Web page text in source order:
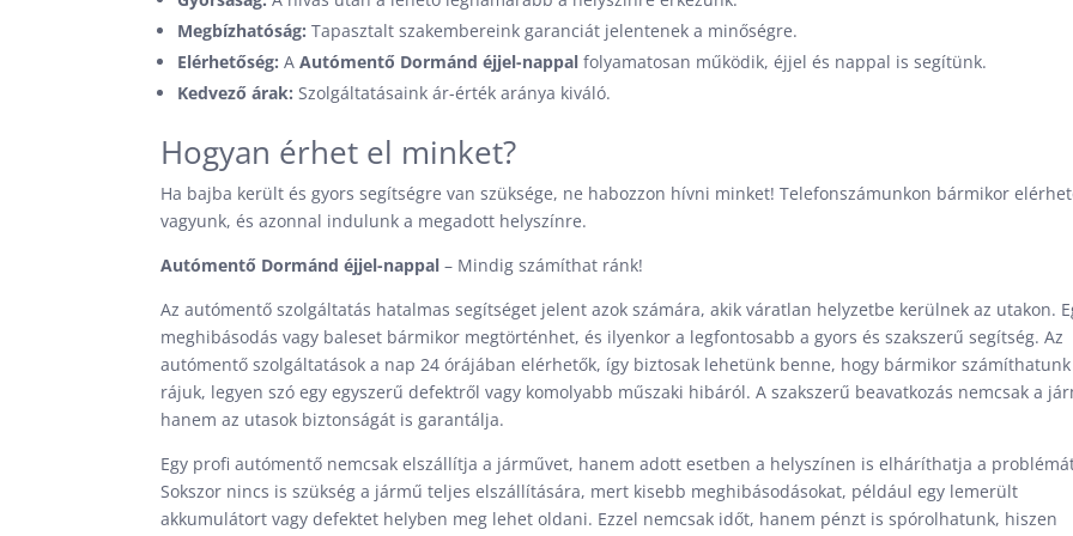
Megbízhatóság: Tapasztalt szakembereink garanciát jelentenek a minőségre.
Elérhetőség: AAutómentő Dormánd éjjel-nappal folyamatosan működik, éjjel és nappal is segítünk.
Kedvező árak: Szolgáltatásaink ár-érték aránya kiváló.
Hogyan érhet el minket?
Ha bajba került és gyors segítségre van szüksége, ne habozzon hívni minket! Telefonszámunkon bármikor
vagyunk, és azonnal indulunk a megadott helyszínre.
Autómentő Dormánd éjjel-nappal – Mindig számíthat ránk!
Az autómentő szolgáltatás hatalmas segítséget jelent azok számára, akik váratlan helyzetbe kerülnek az utakon.
meghibásodás vagy baleset bármikor megtörténhet, és ilyenkor a legfontosabb a gyors és szakszerű segítség. Az
autómentő szolgáltatások a nap 24 órájában elérhetők, így biztosak lehetünk benne, hogy bármikor számíthatunk
rájuk, legyen szó egy egyszerű defektről vagy komolyabb műszaki hibáról. A szakszerű beavatkozás nemcsak a
hanem az utasok biztonságát is garantálja.
Egy profi autómentő nemcsak elszállítja a járművet, hanem adott esetben a helyszínen is elháríthatja a
Sokszor nincs is szükség a jármű teljes elszállítására, mert kisebb meghibásodásokat, például egy lemerült
akkumulátort vagy defektet helyben meg lehet oldani. Ezzel nemcsak időt, hanem pénzt is spórolhatunk, hiszen